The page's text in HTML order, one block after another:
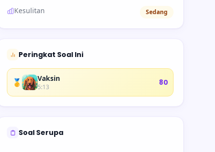
Kesulitan
Sedang
Peringkat Soal Ini
🥇 Vaksin
5:13 80
Soal Serupa